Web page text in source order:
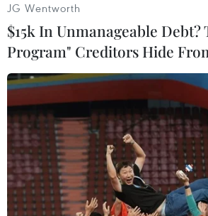
JG Wentworth
$15k In Unmanageable Debt?
Program" Creditors Hide